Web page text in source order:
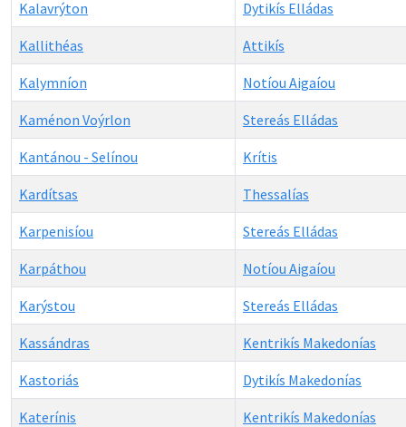
Kalavrýton Dytikís Elládas
Kallithéas Attikís
Kalymníon Notíou Aigaíou
Kaménon Voýrlon Stereás Elládas
Kantánou - Selínou Krítis
Kardítsas Thessalías
Karpenisíou Stereás Elládas
Karpáthou Notíou Aigaíou
Karýstou Stereás Elládas
Kassándras Kentrikís Makedonías
Kastoriás Dytikís Makedonías
Katerínis Kentrikís Makedonías